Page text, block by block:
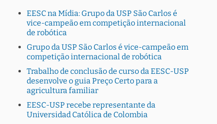
EESC na Mídia: Grupo da USP São Carlos é
vice-campeão em competição internacional
de robótica
Grupo da USP São Carlos é vice-campeão em
competição internacional de robótica
Trabalho de conclusão de curso da EESC-USP
desenvolve o guia Preço Certo para a
agricultura familiar
EESC-USP recebe representante da
Universidad Católica de Colombia